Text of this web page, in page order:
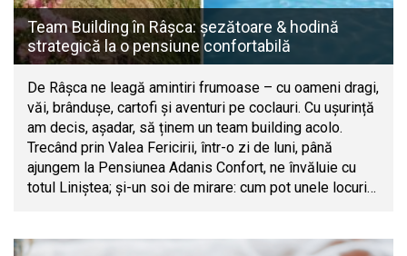
Team Building în Râșca: șezătoare & hodină
strategică la o pensiune confortabilă
De Râșca ne leagă amintiri frumoase – cu oameni dragi,
văi, brândușe, cartofi și aventuri pe coclauri. Cu ușurință
am decis, așadar, să ținem un team building acolo.
Trecând prin Valea Fericirii, într-o zi de luni, până
ajungem la Pensiunea Adanis Confort, ne învăluie cu
totul Liniștea; și-un soi de mirare: cum pot unele locuri…